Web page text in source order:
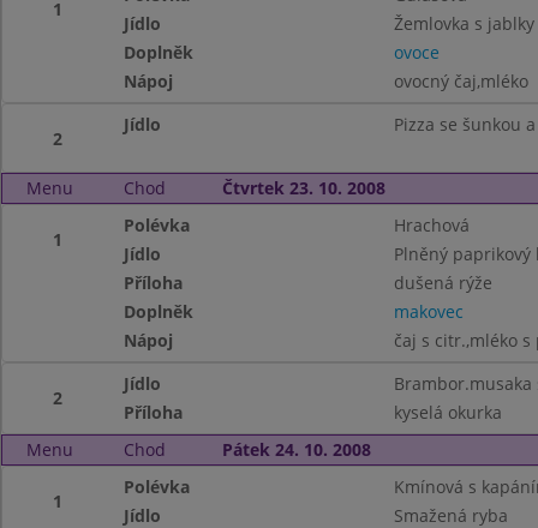
1
Jídlo
Žemlovka s jablky
Doplněk
ovoce
Nápoj
ovocný čaj,mléko
2
Jídlo Pizza se šunkou
Menu Chod Čtvrtek 23. 10. 2008
1
Polévka
Hrachová
Jídlo
Plněný paprikový
Příloha
dušená rýže
Doplněk
makovec
Nápoj
čaj s citr.,mléko s
2
Jídlo
Brambor.musaka
Příloha
kyselá okurka
Menu
Chod Pátek 24. 10. 2008
1
Polévka
Kmínová s
Jídlo
Smažená ryba